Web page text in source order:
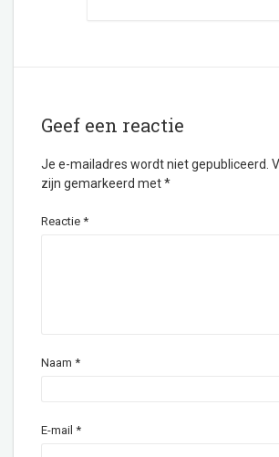
Geef een reactie
Je e-mailadres wordt niet gepubliceerd.
zijn gemarkeerd met*
Reactie *
Naam *
E-mail *